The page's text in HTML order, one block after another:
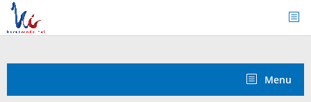
Skip
content
Menu